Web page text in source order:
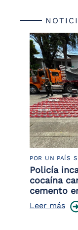
POR UN PAÍS
Policía
cocaína
cemento
Leer más